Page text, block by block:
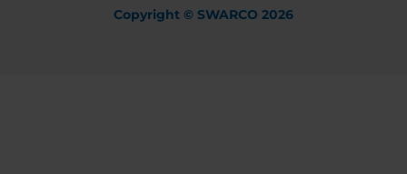
Copyright © SWARCO 2026